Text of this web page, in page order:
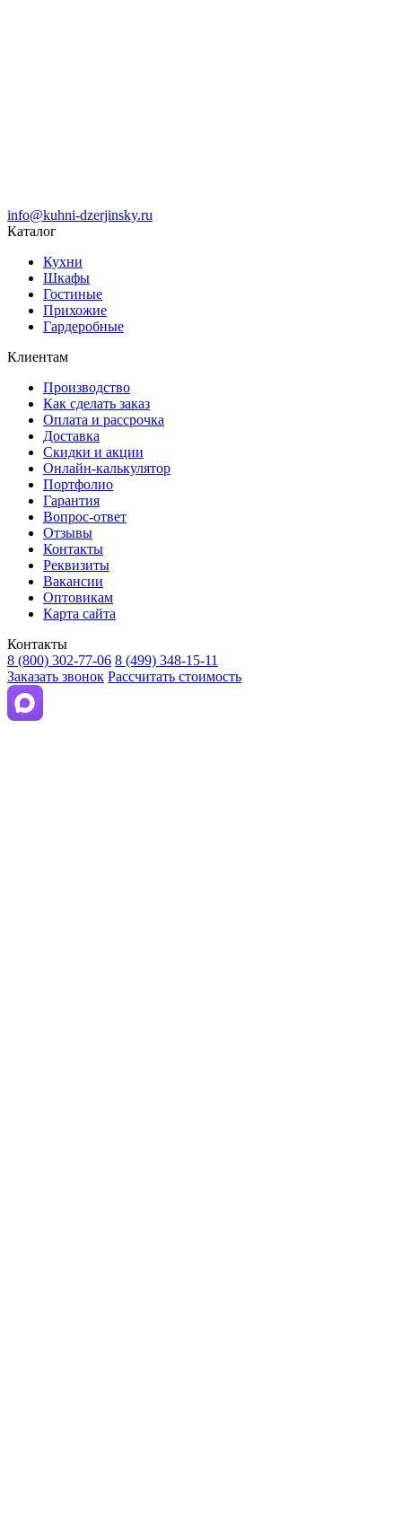
info@kuhni-dzerjinsky.ru
Каталог
Кухни
Шкафы
Гостиные
Прихожие
Гардеробные
Клиентам
Производство
Как сделать заказ
Оплата и рассрочка
Доставка
Скидки и акции
Онлайн-калькулятор
Портфолио
Гарантия
Вопрос-ответ
Отзывы
Контакты
Реквизиты
Вакансии
Оптовикам
Карта сайта
Контакты
8 (800) 302-77-06 8 (499) 348-15-11
Заказать звонок Рассчитать стоимость